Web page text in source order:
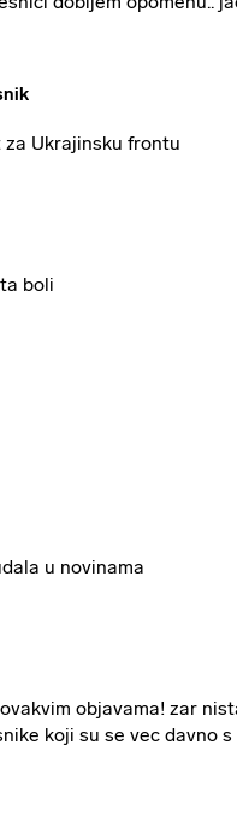
Ukrajinsku frontu
boli
u novinama
objavama! zar
koji su se vec davno